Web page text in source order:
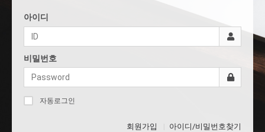
아이디
비밀번호
자동로그인
회원가입 아이디/비밀번호찾기